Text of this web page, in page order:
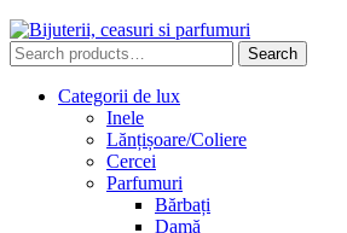
Search
for:
Search
Categorii de lux
Inele
Lănțișoare/Coliere
Cercei
Parfumuri
Bărbați
Damă